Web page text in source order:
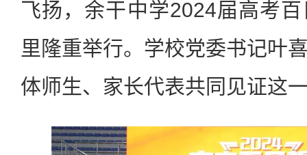
飞扬，余干中学2024届高考
里隆重举行。学校党委书记叶
体师生、家长代表共同见证这